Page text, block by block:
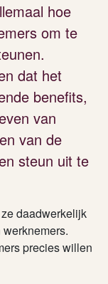
hoe
om te
dat het
benefits,
van
van de
steun uit te
daadwerkelijk
precies willen